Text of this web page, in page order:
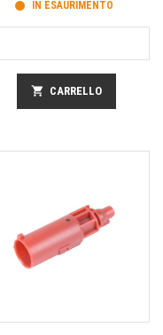
IN ESAURIMENTO
shopping_cart CARRELLO